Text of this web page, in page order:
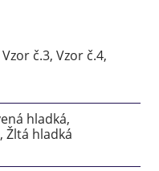
č.3, Vzor č.4,
hladká,
Žltá hladká